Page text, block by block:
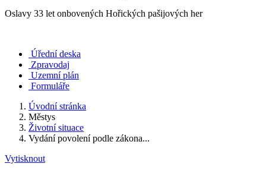
Oslavy 33 let onbovených Hořických pašijových her
Úřední deska
Zpravodaj
Uzemní plán
Formuláře
Úvodní stránka
Městys
Životní situace
Vydání povolení podle zákona...
Vytisknout